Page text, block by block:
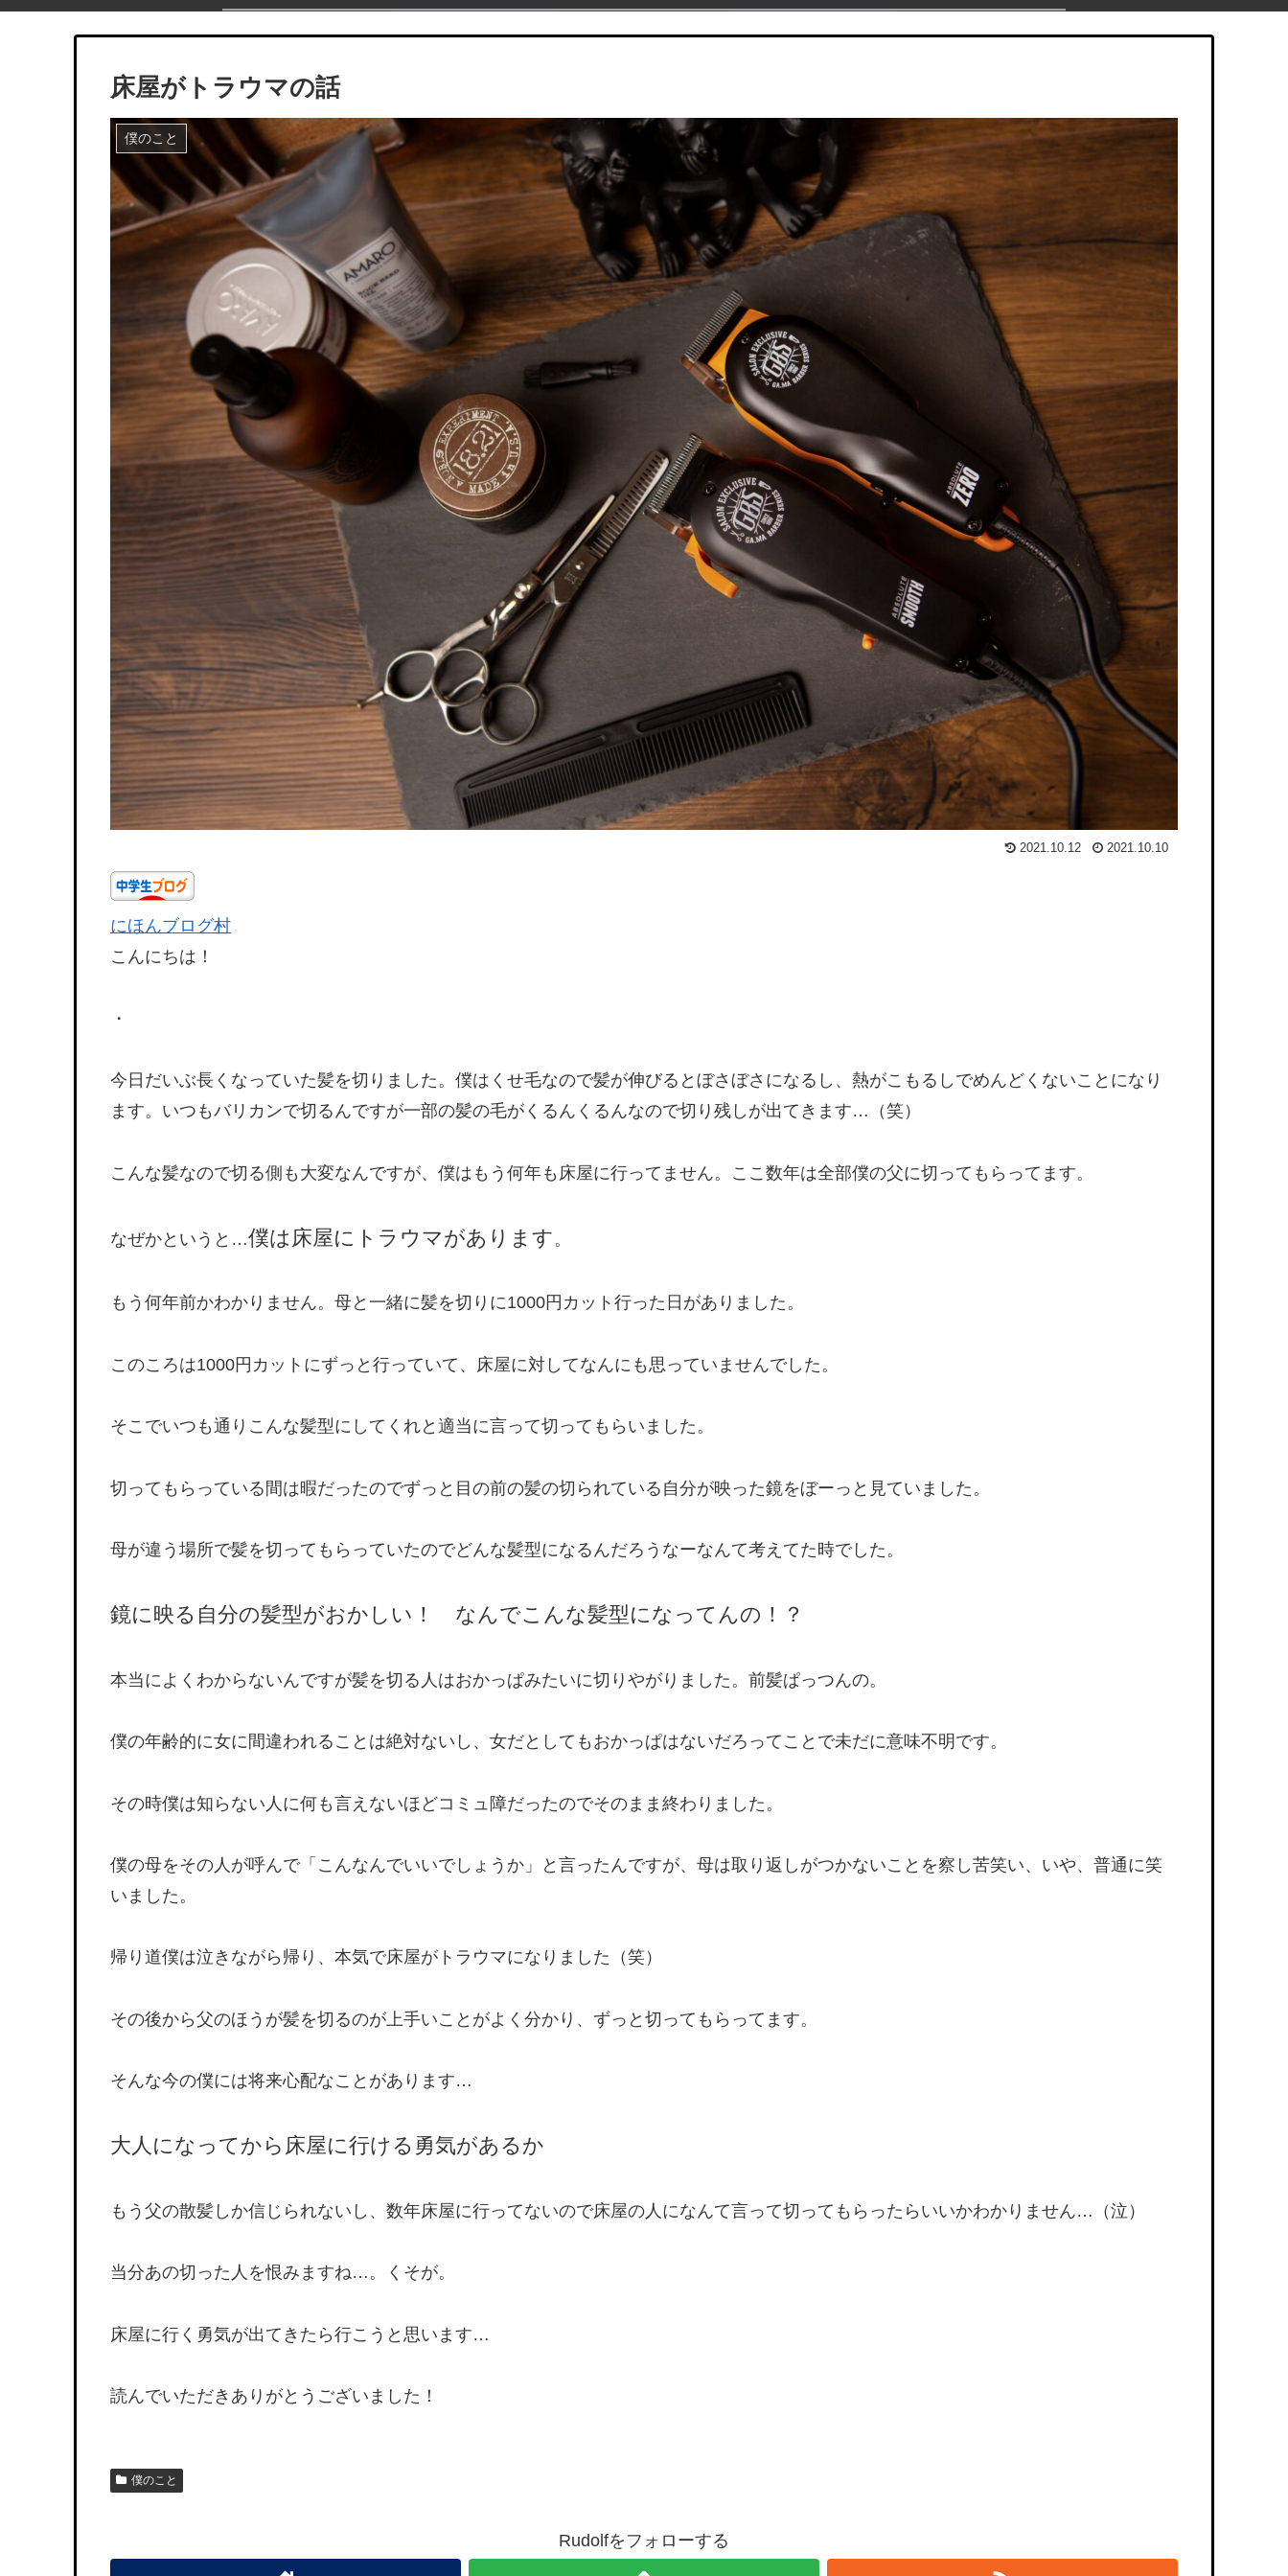
床屋がトラウマの話
僕のこと
2021.10.12 2021.10.10
にほんブログ村
こんにちは！
・
今日だいぶ長くなっていた髪を切りました。僕はくせ毛なので髪が伸びるとぼさぼさになるし、熱がこもるしでめんどくないことになり
ます。いつもバリカンで切るんですが一部の髪の毛がくるんくるんなので切り残しが出てきます…（笑）
こんな髪なので切る側も大変なんですが、僕はもう何年も床屋に行ってません。ここ数年は全部僕の父に切ってもらってます。
なぜかというと…僕は床屋にトラウマがあります。
もう何年前かわかりません。母と一緒に髪を切りに1000円カット行った日がありました。
このころは1000円カットにずっと行っていて、床屋に対してなんにも思っていませんでした。
そこでいつも通りこんな髪型にしてくれと適当に言って切ってもらいました。
切ってもらっている間は暇だったのでずっと目の前の髪の切られている自分が映った鏡をぼーっと見ていました。
母が違う場所で髪を切ってもらっていたのでどんな髪型になるんだろうなーなんて考えてた時でした。
鏡に映る自分の髪型がおかしい！ なんでこんな髪型になってんの！？
本当によくわからないんですが髪を切る人はおかっぱみたいに切りやがりました。前髪ぱっつんの。
僕の年齢的に女に間違われることは絶対ないし、女だとしてもおかっぱはないだろってことで未だに意味不明です。
その時僕は知らない人に何も言えないほどコミュ障だったのでそのまま終わりました。
僕の母をその人が呼んで「こんなんでいいでしょうか」と言ったんですが、母は取り返しがつかないことを察し苦笑い、いや、普通に笑
いました。
帰り道僕は泣きながら帰り、本気で床屋がトラウマになりました（笑）
その後から父のほうが髪を切るのが上手いことがよく分かり、ずっと切ってもらってます。
そんな今の僕には将来心配なことがあります…
大人になってから床屋に行ける 勇気があるか
もう父の散髪しか信じられないし、数年床屋に行ってないので床屋の人になんて言って切ってもらったらいいかわかりません…（泣）
当分あの切った人を恨みますね…。くそが。
床屋に行く勇気が出てきたら行こうと思います…
読んでいただきありがとうございました！
僕のこと
Rudolfをフォローする